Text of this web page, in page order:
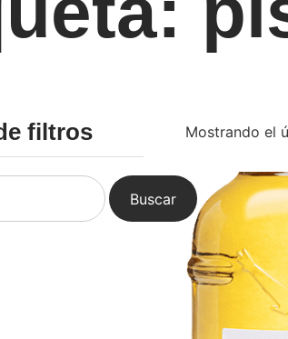
filtros
Buscar
Mostrando el